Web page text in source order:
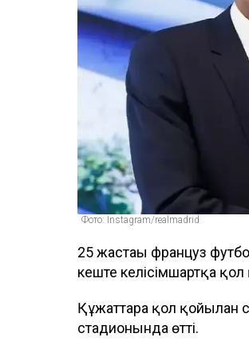
Фото: Instagram/realmadrid
25 жастағы француз
кеште келісімшартқа
Құжаттарға қол
стадионында өтті.